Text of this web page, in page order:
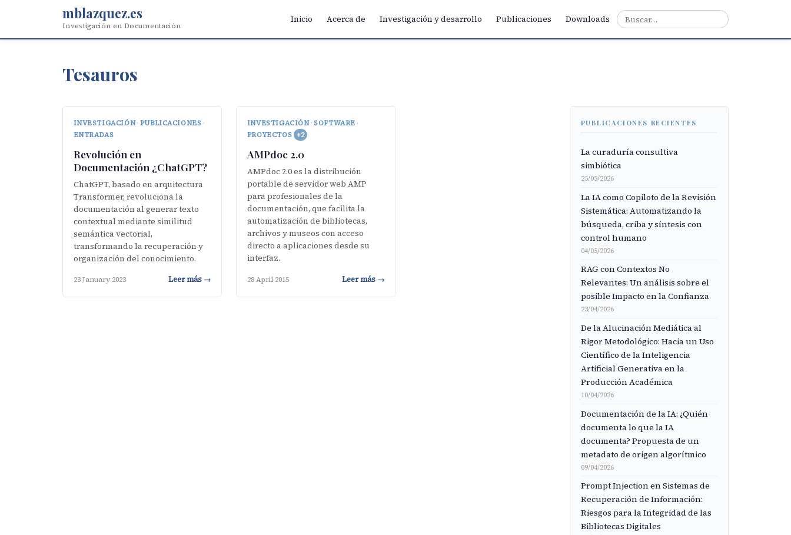
mblazquez.es
Investigación en Documentación
Inicio Acerca de Investigación y desarrollo Publicaciones Downloads
Tesauros
INVESTIGACIÓN· PUBLICACIONES ·
ENTRADAS
Revolución en
Documentación ¿ChatGPT?
ChatGPT, basado en arquitectura
Transformer, revoluciona la
documentación al generar texto
contextual mediante similitud
semántica vectorial,
transformando la recuperación y
organización del conocimiento.
23 January 2023 Leer más →
INVESTIGACIÓN · SOFTWARE ·
PROYECTOS +2
AMPdoc 2.0
AMPdoc 2.0 es la distribución
portable de servidor web AMP
para profesionales de la
documentación, que facilita la
automatización de bibliotecas,
archivos y museos con acceso
directo a aplicaciones desde su
interfaz.
28 April 2015 Leer más →
PUBLICACIONES RECIENTES
La curaduría consultiva
simbiótica
25/05/2026
La IA como Copiloto de la Revisión
Sistemática: Automatizando la
búsqueda, criba y síntesis con
control humano
04/05/2026
RAG con Contextos No
Relevantes: Un análisis sobre el
posible Impacto en la Confianza
23/04/2026
De la Alucinación Mediática al
Rigor Metodológico: Hacia un Uso
Científico de la Inteligencia
Artificial Generativa en la
Producción Académica
10/04/2026
Documentación de la IA: ¿Quién
documenta lo que la IA
documenta? Propuesta de un
metadato de origen algorítmico
09/04/2026
Prompt Injection en Sistemas de
Recuperación de Información:
Riesgos para la Integridad de las
Bibliotecas Digitales